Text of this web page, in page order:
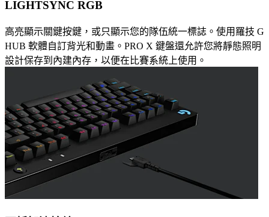
LIGHTSYNC RGB
高亮顯示關鍵按鍵，或只顯示您的隊伍統一標誌。使用羅技 G
HUB 軟體自訂背光和動畫。PRO X 鍵盤還允許您將靜態照明
設計保存到內建內存，以便在比賽系統上使用。